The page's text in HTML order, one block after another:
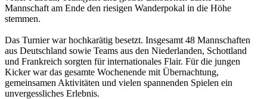
Mannschaft am Ende den riesigen Wanderpokal in die Höhe
stemmen.
Das Turnier war hochkarätig besetzt. Insgesamt 48 Mannschaften
aus Deutschland sowie Teams aus den Niederlanden, Schottland
und Frankreich sorgten für internationales Flair. Für die jungen
Kicker war das gesamte Wochenende mit Übernachtung,
gemeinsamen Aktivitäten und vielen spannenden Spielen ein
unvergessliches Erlebnis.